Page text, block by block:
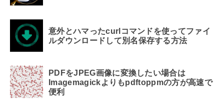
意外とハマったcurlコマンドを使ってファイ
ルダウンロードして別名保存する方法
PDFをJPEG画像に変換したい場合は
Imagemagickよりもpdftoppmの方が高速で
便利